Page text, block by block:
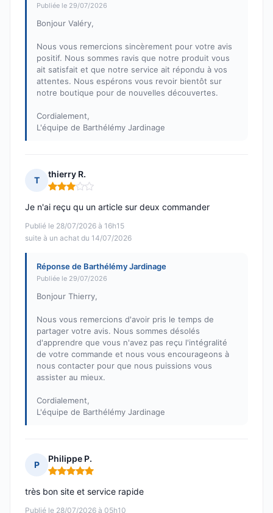
Publiée le 29/07/2026
Bonjour Valéry,
Nous vous remercions sincèrement pour votre avis
positif. Nous sommes ravis que notre produit vous
ait satisfait et que notre service ait répondu à vos
attentes. Nous espérons vous revoir bientôt sur
notre boutique pour de nouvelles découvertes.
Cordialement,
L'équipe de Barthélémy Jardinage
T
thierry R.
Note : 3 sur 5
Publié le 28/07/2026 à 16h15
suite à un achat du 14/07/2026
Je n'ai reçu qu un article sur deux commander
Réponse de Barthélémy Jardinage
Publiée le 29/07/2026
Bonjour Thierry,
Nous vous remercions d'avoir pris le temps de
partager votre avis. Nous sommes désolés
d'apprendre que vous n'avez pas reçu l'intégralité
de votre commande et nous vous encourageons à
nous contacter pour que nous puissions vous
assister au mieux.
Cordialement,
L'équipe de Barthélémy Jardinage
P
Philippe P.
Note : 5 sur 5
Publié le 28/07/2026 à 05h10
très bon site et service rapide